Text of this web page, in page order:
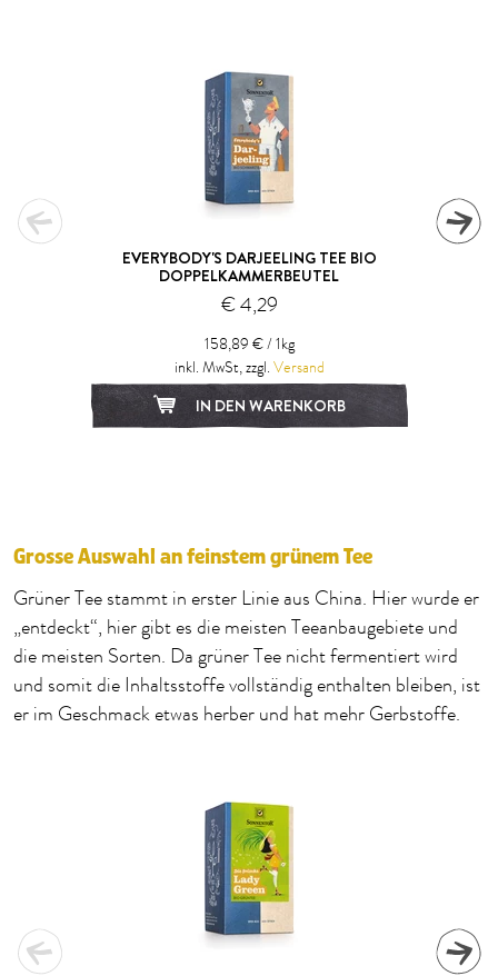
EVERYBODY'S DARJEELING TEE BIO
DOPPELKAMMERBEUTEL
€ 4,29
158,89 € / 1kg
inkl. MwSt, zzgl. Versand
IN DEN WARENKORB
Grosse Auswahl an feinstem grünem Tee
Grüner Tee stammt in erster Linie aus China. Hier wurde er
„entdeckt“, hier gibt es die meisten Teeanbaugebiete und
die meisten Sorten. Da grüner Tee nicht fermentiert wird
und somit die Inhaltsstoffe vollständig enthalten bleiben, ist
er im Geschmack etwas herber und hat mehr Gerbstoffe.